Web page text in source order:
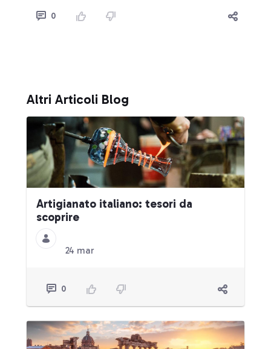
0
Altri Articoli Blog
Artigianato italiano: tesori da
scoprire
24 mar
0